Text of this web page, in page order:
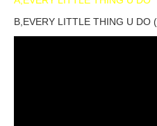
B,EVERY LITTLE THING U DO